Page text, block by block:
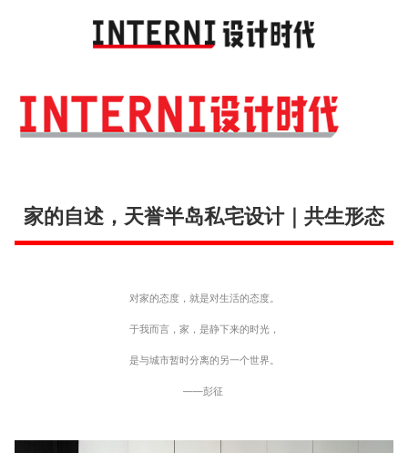
家的自述，天誉半岛私宅设计｜共生形态
对家的态度，就是对生活的态度。
于我而言，家，是静下来的时光，
是与城市暂时分离的另一个世界。
——彭征